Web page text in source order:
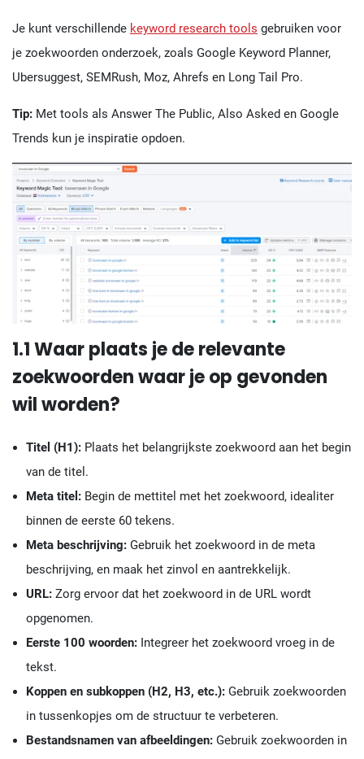
Je kunt verschillende keyword research tools gebruiken voor
je zoekwoorden onderzoek, zoals Google Keyword Planner,
Ubersuggest, SEMRush, Moz, Ahrefs en Long Tail Pro.
Tip: Met tools als Answer The Public, Also Asked en Google
Trends kun je inspiratie opdoen.
1.1 Waar plaats je de relevante
zoekwoorden waar je op gevonden
wil worden?
Titel (H1):Plaats het belangrijkste zoekwoord aan het begin
van de titel.
Meta titel:Begin de mettitel met het zoekwoord, idealiter
binnen de eerste 60 tekens.
Meta beschrijving:Gebruik het zoekwoord in de meta
beschrijving, en maak het zinvol en aantrekkelijk.
URL:Zorg ervoor dat het zoekwoord in de URL wordt
opgenomen.
Eerste 100 woorden:Integreer het zoekwoord vroeg in de
tekst.
Koppen en subkoppen (H2, H3, etc.):Gebruik zoekwoorden
in tussenkopjes om de structuur te verbeteren.
Bestandsnamen van afbeeldingen:Gebruik zoekwoorden in